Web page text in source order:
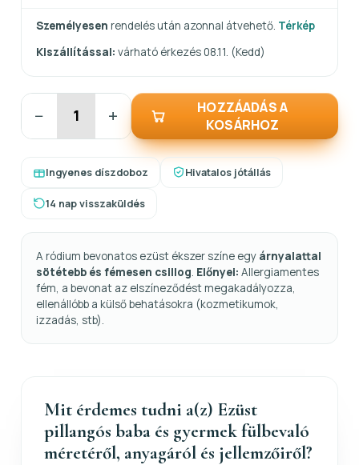
Személyesen rendelés után azonnal átvehető. Térkép
Kiszállítással: várható érkezés 08.11. (Kedd)
− +
HOZZÁADÁS A
KOSÁRHOZ
Ingyenes díszdoboz Hivatalos jótállás
14 nap visszaküldés
A ródium bevonatos ezüst ékszer színe egy árnyalattal
sötétebb és fémesen csillog. Előnyei: Allergiamentes
fém, a bevonat az elszíneződést megakadályozza,
ellenállóbb a külső behatásokra (kozmetikumok,
izzadás, stb).
Mit érdemes tudni a(z) Ezüst
pillangós baba és gyermek fülbevaló
méretéről, anyagáról és jellemzőiről?